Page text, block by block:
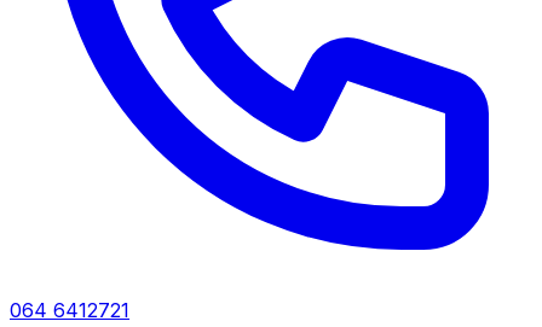
064 6412721